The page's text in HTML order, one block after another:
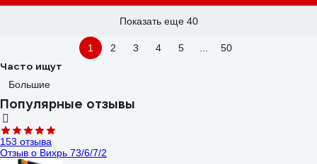
Показать еще 40
1 2 3 4 5 50
Часто ищут
Большие
Популярные отзывы
153 отзыва
Отзыв о Вихрь 73/6/7/2